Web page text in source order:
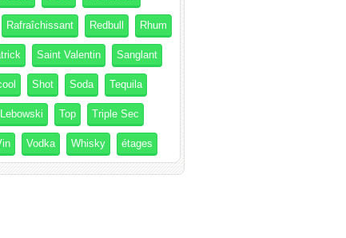
Rafraîchissant Redbull Rhum
Saint Valentin Sanglant
Shot Soda Tequila
Top Triple Sec
Vodka Whisky étages